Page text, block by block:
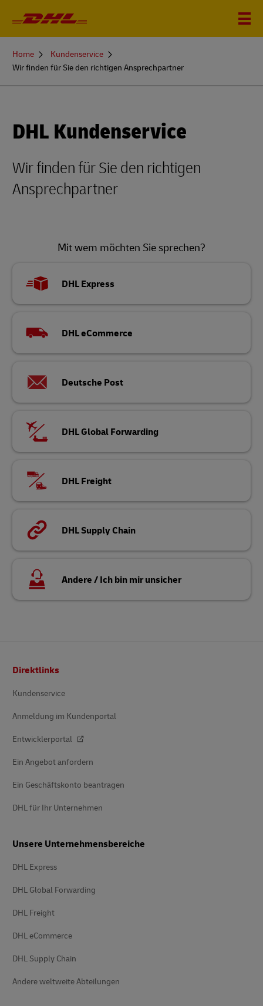
You
here
Home
Kundenservice
Wir finden für Sie den richtigen Ansprechpartner
DHL Kundenservice
Wir finden für Sie den richtigen
Ansprechpartner
Mit wem möchten Sie sprechen?
DHL Express
DHL eCommerce
Deutsche Post
DHL Global Forwarding
DHL Freight
DHL Supply Chain
Andere / Ich bin mir unsicher
Direktlinks
Kundenservice
Anmeldung im Kundenportal
Entwicklerportal
Ein Angebot anfordern
Ein Geschäftskonto beantragen
DHL für Ihr Unternehmen
Unsere Unternehmensbereiche
DHL Express
DHL Global Forwarding
DHL Freight
DHL eCommerce
DHL Supply Chain
Andere weltweite Abteilungen